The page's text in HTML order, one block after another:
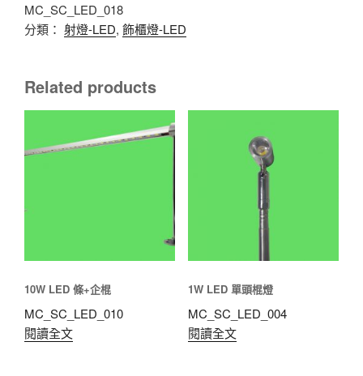
MC_SC_LED_018
分類： 射燈-LED, 飾櫃燈-LED
Related products
10W LED 條+企棍
MC_SC_LED_010
閱讀全文
1W LED 單頭棍燈
MC_SC_LED_004
閱讀全文